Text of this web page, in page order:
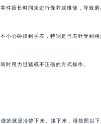
件因长时间未进行保养或维修，导致磨
小心碰撞到手表，特别是当表针受到强
时用力过猛或不正确的方式操作。
的就是冷静下来。接下来，请按照以